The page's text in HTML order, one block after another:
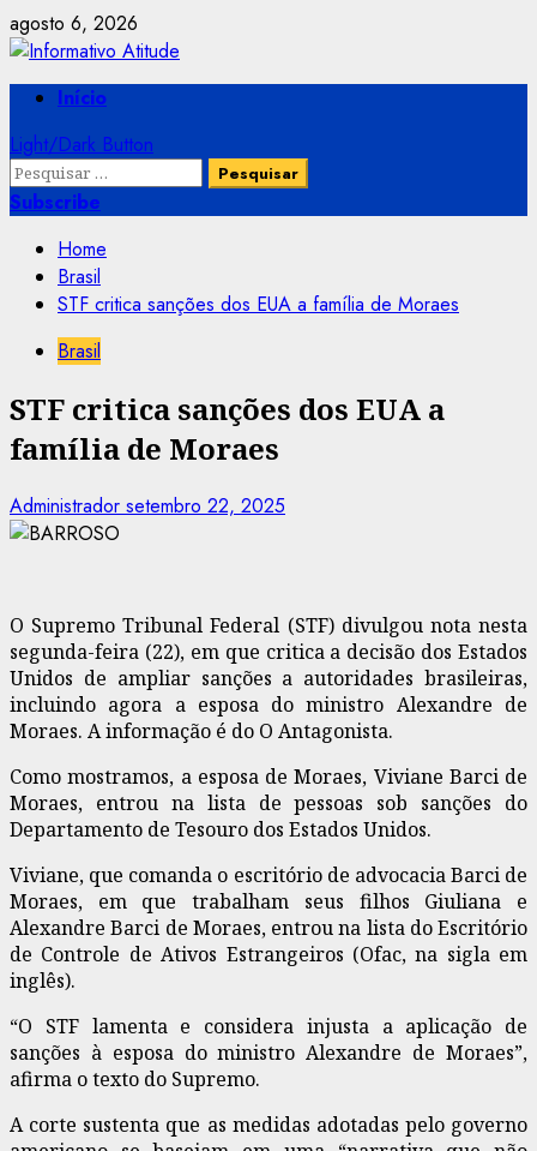
Skip
to
content
agosto 6, 2026
PrimaryInício
Light/Dark Button
Pesquisar
por:
Subscribe
Home
Brasil
STF critica sanções dos EUA a família de Moraes
Brasil
STF critica sanções dos EUA a
família de Moraes
Administrador setembro 22, 2025
O Supremo Tribunal Federal (STF) divulgou nota nesta
segunda-feira (22), em que critica a decisão dos Estados
Unidos de ampliar sanções a autoridades brasileiras,
incluindo agora a esposa do ministro Alexandre de
Moraes. A informação é do O Antagonista.
Como mostramos, a esposa de Moraes, Viviane Barci de
Moraes, entrou na lista de pessoas sob sanções do
Departamento de Tesouro dos Estados Unidos.
Viviane, que comanda o escritório de advocacia Barci de
Moraes, em que trabalham seus filhos Giuliana e
Alexandre Barci de Moraes, entrou na lista do Escritório
de Controle de Ativos Estrangeiros (Ofac, na sigla em
inglês).
“O STF lamenta e considera injusta a aplicação de
sanções à esposa do ministro Alexandre de Moraes”,
afirma o texto do Supremo.
A corte sustenta que as medidas adotadas pelo governo